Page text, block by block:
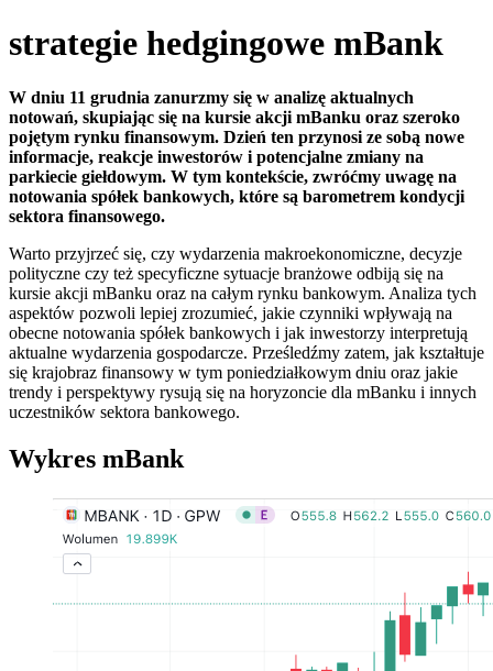
strategie hedgingowe mBank
W dniu 11 grudnia zanurzmy się w analizę aktualnych
notowań, skupiając się na kursie akcji mBanku oraz szeroko
pojętym rynku finansowym. Dzień ten przynosi ze sobą nowe
informacje, reakcje inwestorów i potencjalne zmiany na
parkiecie giełdowym. W tym kontekście, zwróćmy uwagę na
notowania spółek bankowych, które są barometrem kondycji
sektora finansowego.
Warto przyjrzeć się, czy wydarzenia makroekonomiczne, decyzje
polityczne czy też specyficzne sytuacje branżowe odbiją się na
kursie akcji mBanku oraz na całym rynku bankowym. Analiza tych
aspektów pozwoli lepiej zrozumieć, jakie czynniki wpływają na
obecne notowania spółek bankowych i jak inwestorzy interpretują
aktualne wydarzenia gospodarcze. Prześledźmy zatem, jak kształtuje
się krajobraz finansowy w tym poniedziałkowym dniu oraz jakie
trendy i perspektywy rysują się na horyzoncie dla mBanku i innych
uczestników sektora bankowego.
Wykres mBank